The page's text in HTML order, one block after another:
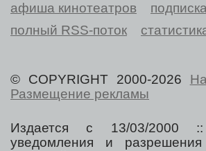
афиша кинотеатров
полный RSS-поток
© COPYRIGHT 2000-2026
Размещение рекламы
Издается с 13/03/2000
уведомления и